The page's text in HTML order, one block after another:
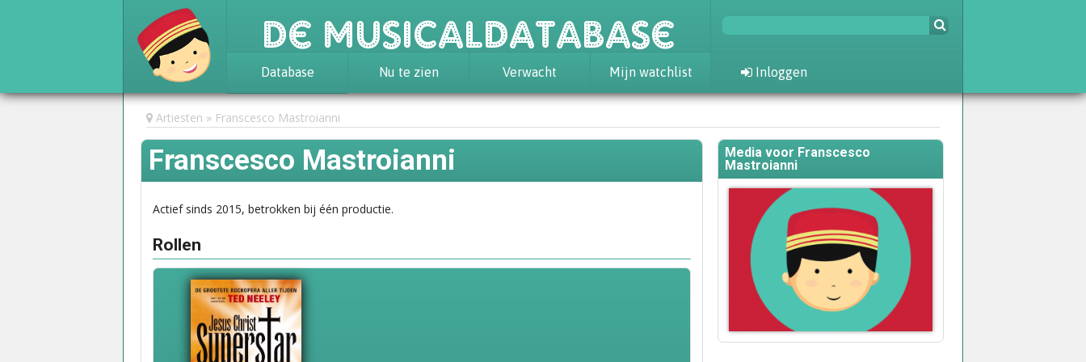
De Musicaldatabase
Database
Achtergrond
Awards
Statistieken
Nu te zien Verwacht Mijn watchlist Inloggen
Artiesten Franscesco Mastroianni
Franscesco Mastroianni
Actief sinds 2015, betrokken bij één productie.
Rollen
Media voor Franscesco
Mastroianni